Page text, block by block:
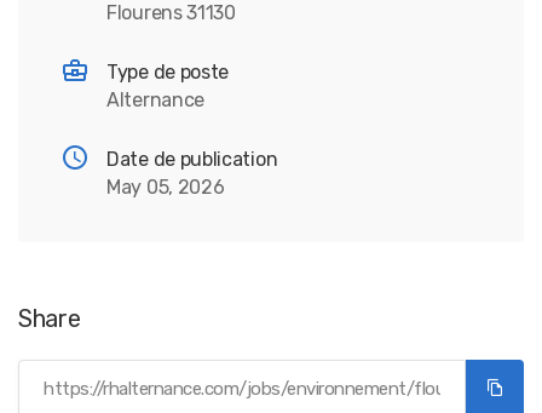
Flourens 31130
Type de poste
Alternance
Date de publication
May 05, 2026
Share